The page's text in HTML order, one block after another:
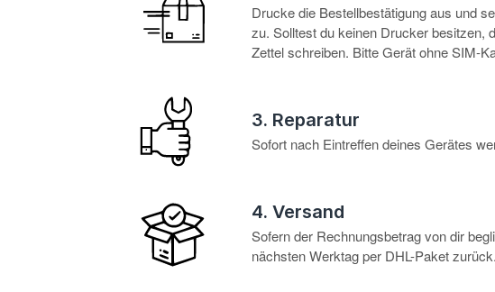
Drucke die Bestellbestätigung aus und
zu. Solltest du keinen Drucker besitzen,
Zettel schreiben. Bitte Gerät ohne SIM-
3. Reparatur
Sofort nach Eintreffen deines Gerätes
4. Versand
Sofern der Rechnungsbetrag von dir
nächsten Werktag per DHL-Paket zurück.